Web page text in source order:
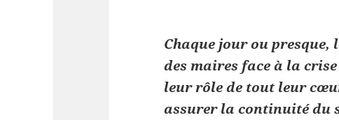
Chaque jour ou presque,
des maires face à la
leur rôle de tout leur
assurer la continuité du